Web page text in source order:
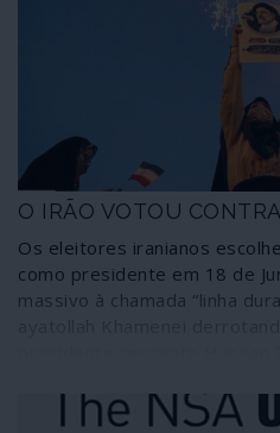
inglesa), Klaus Schwab,
aproveitamento destas
O IRÃO VOTOU
Os eleitores iranianos
como presidente em 18 de
massivo à chamada “linha
Síria e Iraque. Entre os